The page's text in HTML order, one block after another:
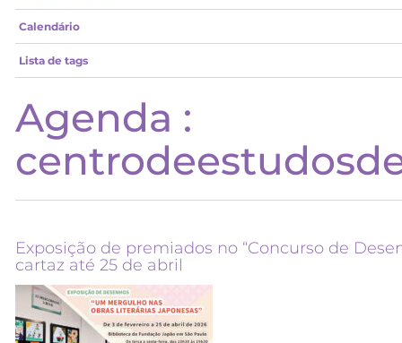
Calendário
Lista de tags
Agenda :
Exposição de premiados no “Concurso de
cartaz até 25 de abril